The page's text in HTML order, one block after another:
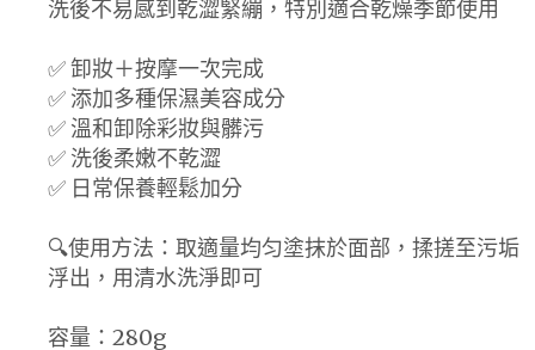
洗後不易感到乾澀緊繃，特別適合乾燥季節使用
✅ 卸妝＋按摩一次完成
✅ 添加多種保濕美容成分
✅ 溫和卸除彩妝與髒污
✅ 洗後柔嫩不乾澀
✅ 日常保養輕鬆加分
🔍️使用方法：取適量均匀塗抹於面部，揉搓至污垢
浮出，用清水洗淨即可
容量：280g